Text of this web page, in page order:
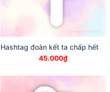
Hashtag đoàn kết ta chấp hết
45.000₫